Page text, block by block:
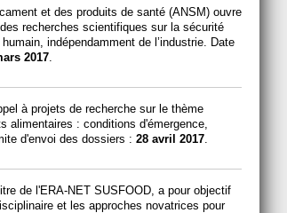
et des produits de santé (ANSM) ouvre
recherches scientifiques sur la sécurité
indépendamment de l’industrie. Date
2017.
à projets de recherche sur le thème
alimentaires : conditions d'émergence,
d'envoi des dossiers : 28 avril 2017.
de l'ERA-NET SUSFOOD, a pour objectif
et les approches novatrices pour